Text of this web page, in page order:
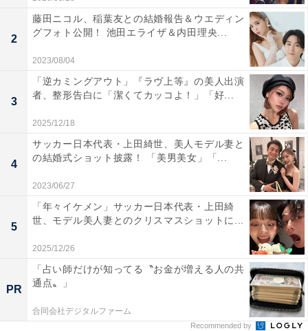
2
藤田ニコル、稲葉友との結婚報告＆ウエディン
グフォト公開！ 池田エライザ＆内田理央...
2023/08/04
3
「逆カミングアウト」『ラヴ上等』の美人出演
者、整形告白に「潔くてカッコよ！」「好...
2025/12/18
4
サッカー日本代表・上田綺世、美人モデル妻と
の結婚式ショット披露！ 「美男美女」「...
2023/06/27
5
「年々イケメン」サッカー日本代表・上田綺
世、モデル美人妻とのクリスマスショットに...
2025/12/26
PR
「占い師だけが知ってる〝お金が増える人の共
通点〟」
合同会社デジタルファーム
Recommended by